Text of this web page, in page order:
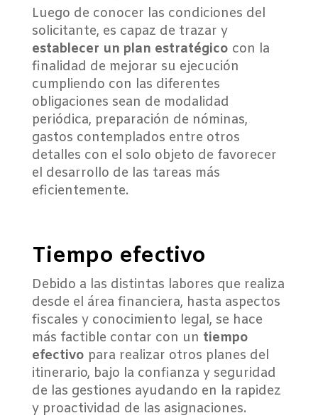
Luego de conocer las condiciones del
solicitante, es capaz de trazar y
establecer un plan estratégico con la
finalidad de mejorar su ejecución
cumpliendo con las diferentes
obligaciones sean de modalidad
periódica, preparación de nóminas,
gastos contemplados entre otros
detalles con el solo objeto de favorecer
el desarrollo de las tareas más
eficientemente.
Tiempo efectivo
Debido a las distintas labores que realiza
desde el área financiera, hasta aspectos
fiscales y conocimiento legal, se hace
más factible contar con un tiempo
efectivo para realizar otros planes del
itinerario, bajo la confianza y seguridad
de las gestiones ayudando en la rapidez
y proactividad de las asignaciones.